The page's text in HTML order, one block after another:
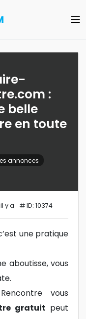
:
belle
en toute
annonces
y a ID: 10374
une pratique
aboutisse, vous
vous
gratuit peut